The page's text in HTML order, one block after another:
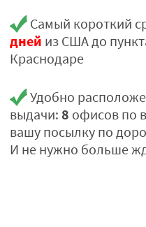
Самый короткий
дней из США до
Краснодаре
Удобно
выдачи: 8 офисов по
вашу посылку по
И не нужно больше